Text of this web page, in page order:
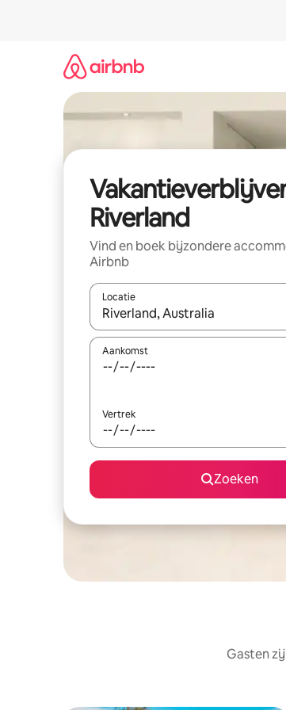
Riverland
Vind en boek bijzondere
Airbnb
Locatie
Wanneer er resultaten
Aankomst
Vertrek
Zoeken
Gasten